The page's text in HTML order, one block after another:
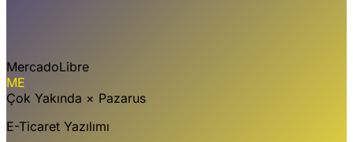
MercadoLibre
ME
Çok Yakında × Pazarus
E-Ticaret Yazılımı